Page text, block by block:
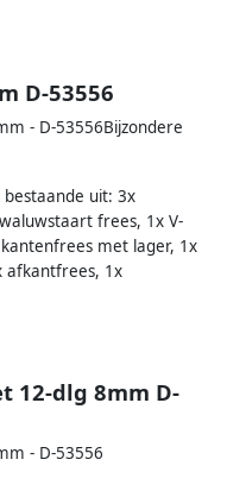
D-53556
- D-53556Bijzondere
uit: 3x
frees, 1x V-
met lager, 1x
afkantfrees, 1x
12-dlg 8mm D-
- D-53556